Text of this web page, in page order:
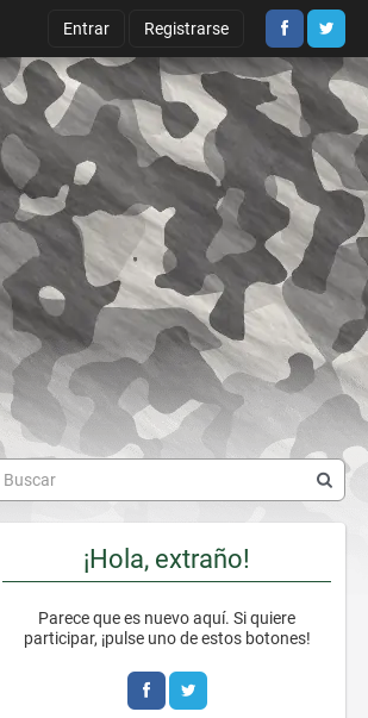
Entrar Registrarse
¡Hola, extraño!
Parece que es nuevo aquí. Si quiere
participar, ¡pulse uno de estos botones!